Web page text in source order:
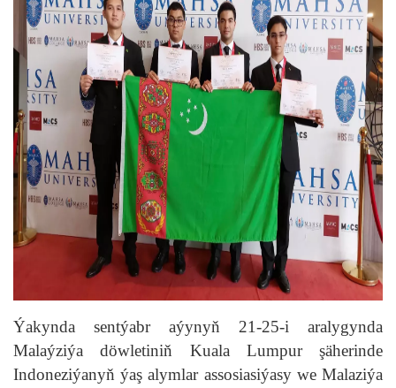
Ýakynda sentýabr aýynyň 21-25-i aralygynda
Malaýziýa döwletiniň Kuala Lumpur şäherinde
Indoneziýanyň ýaş alymlar assosiasiýasy we Malaziýa